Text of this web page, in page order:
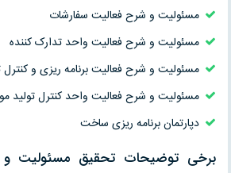
مسئولیت و شرح فعالیت سفارشات
مسئولیت و شرح فعالیت واحد تدارک کننده
مسئولیت و شرح فعالیت برنامه ریزی و کنترل
مسئولیت و شرح فعالیت واحد کنترل تولید
دپارتمان برنامه ریزی ساخت
برخی توضیحات تحقیق مسئولیت و